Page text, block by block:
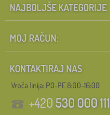
NAJBOLJŠE KATEGORIJE
MOJ RAČUN:
KONTAKTIRAJ NAS
Vroča linija: PO-PE 8:00-16:00
+420530 000 111